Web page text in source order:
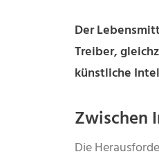
Der
Treiber,
künstliche
Zwischen
Die